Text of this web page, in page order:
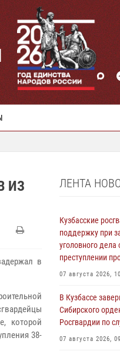
ИЗ
в
которой
38-
ЛЕНТА
Кузбасские
поддержку при
уголовного
преступлении
07 августа 2026,
В Кузбассе
Сибирского
Росгвардии по
07 августа 2026,